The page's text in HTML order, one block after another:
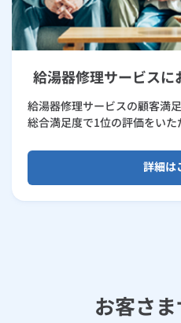
給湯器修理サービス
給湯器修理サービスの顧客満
総合満足度で1位の評価をいた
詳細は
お客さ